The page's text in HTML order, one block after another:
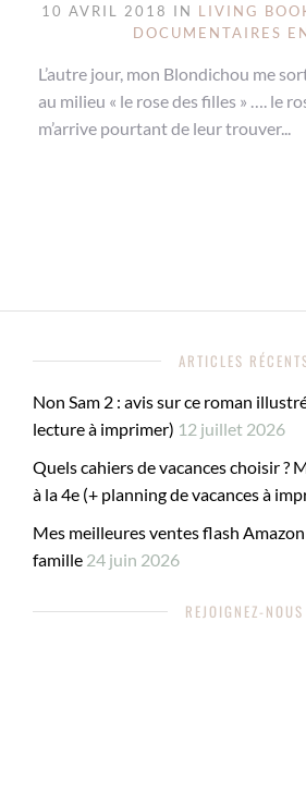
10 AVRIL 2018 IN LIVING
DOCUMENTAIRES
L’autre jour, mon Blondichou me
au milieu « le rose des filles » …. le
m’arrive pourtant de leur trouver...
ARTICLES
Non Sam 2 : avis sur ce roman
lecture à imprimer) 12 juillet 2026
Quels cahiers de vacances choisir ?
à la 4e (+ planning de vacances à
Mes meilleures ventes flash
famille 24 juin 2026
REJOIGNEZ-NOUS